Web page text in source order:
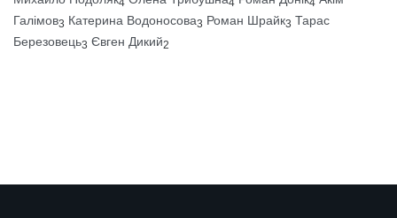
4 4 4
Галімов3 Катерина Водоносова3 Роман Шрайк3 Тарас
Березовець3 Євген Дикий2